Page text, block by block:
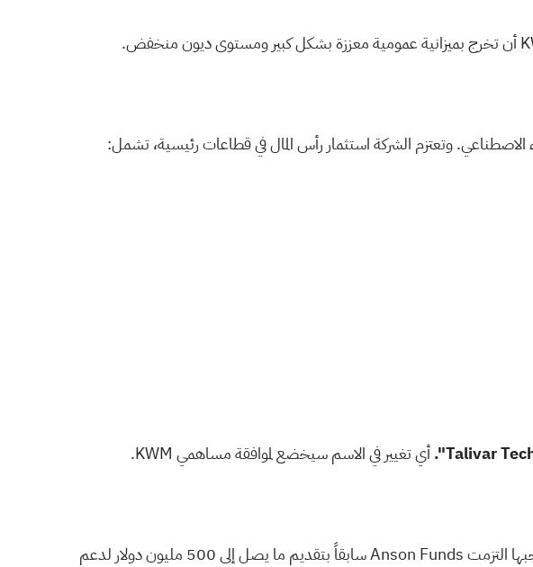
أي تغيير في الاسم سيخضع لموافقة مساهمي KWM.
أجرت شركة KWM تعديلاً على اتفاقية شراء الأوراق المالية المعلن عنها سابقاً مع شركة Anson Funds، والتي بموجبها التزمت Anson Funds سابقاً بتقديم ما يصل إلى 500 مليون دولار لدعم